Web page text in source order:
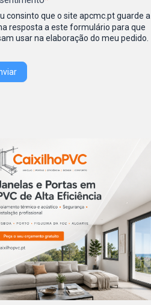
consinto que o site apcmc.pt guarde a
resposta a este formulário para que
usar na elaboração do meu pedido.